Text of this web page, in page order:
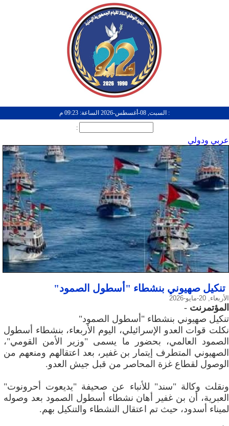
: السبت, 08-أغسطس-2026 الساعة: 09:23 م
:
عربي ودولي
تنكيل صهيوني بنشطاء "أسطول الصمود"
الأربعاء, 20-مايو-2026
المؤتمرنت -
تنكيل صهيوني بنشطاء "أسطول الصمود"
نكلت قوات العدو الإسرائيلي، اليوم الأربعاء، بنشطاء أسطول
الصمود العالمي، بحضور ما يسمى "وزير الأمن القومي"،
الصهيوني المتطرف إيتمار بن غفير، بعد اعتقالهم ومنعهم من
الوصول لقطاع غزة المحاصر من قبل جيش العدو.
ونقلت وكالة "سند" للأنباء عن صحيفة "يديعوت أحرونوت"
العبرية، أن بن غفير أهان نشطاء أسطول الصمود بعد وصوله
لميناء أسدود، حيث تم اعتقال النشطاء والتنكيل بهم.